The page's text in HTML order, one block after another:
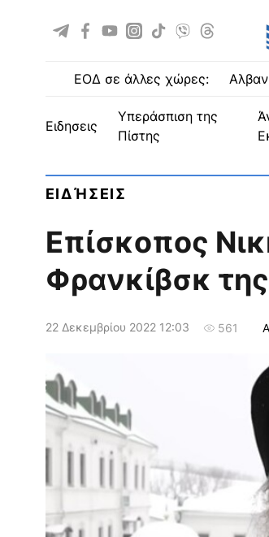
ΕΟΔ σε άλλες χώρες:
ειδησεις
Υπεράσπιση της
Πίστης
ΕΙΔΉΣΕΙΣ
Επίσκοπος
Φρανκίβσκ
22 Δεκεμβρίου 2022 12:03 561